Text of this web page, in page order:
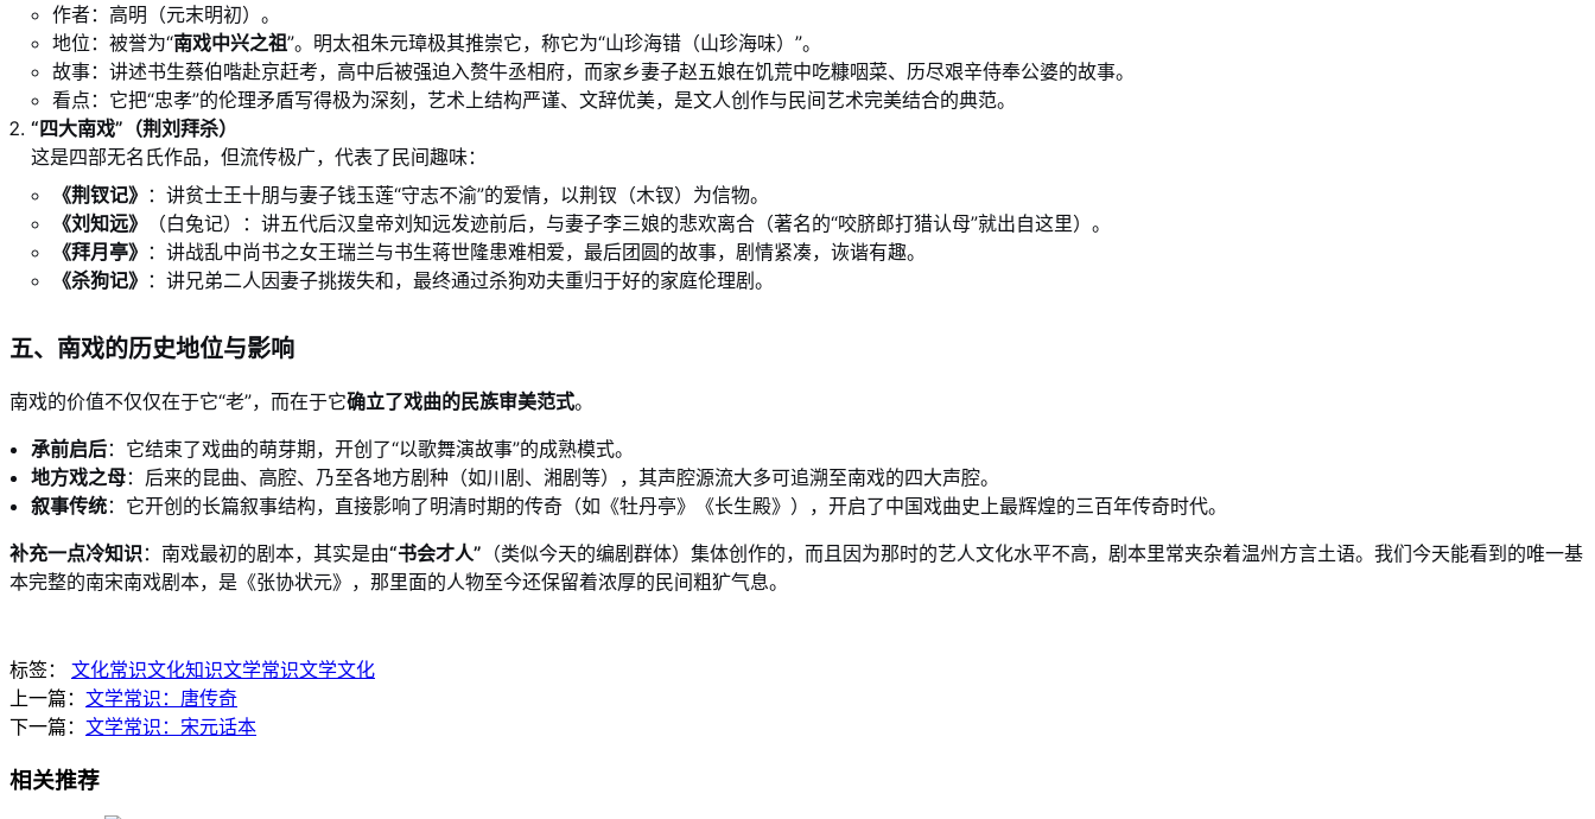
作者：高明（元末明初）。
地位：被誉为“南戏中兴之祖”。明太祖朱元璋极其推崇它，称它为“山珍海错（山珍海味）”。
故事：讲述书生蔡伯喈赴京赶考，高中后被强迫入赘牛丞相府，而家乡妻子赵五娘在饥荒中吃糠咽菜、历尽艰辛侍奉公婆的故事。
看点：它把“忠孝”的伦理矛盾写得极为深刻，艺术上结构严谨、文辞优美，是文人创作与民间艺术完美结合的典范。
“四大南戏”（荆刘拜杀）
这是四部无名氏作品，但流传极广，代表了民间趣味：
《荆钗记》 ：讲贫士王十朋与妻子钱玉莲“守志不渝”的爱情，以荆钗（木钗）为信物。
《刘知远》
（白兔记）：讲五代后汉皇帝刘知远发迹前后，与妻子李三娘的悲欢离合（著名的“咬脐郎打猎认母”就出自这里）。
《拜月亭》 ：讲战乱中尚书之女王瑞兰与书生蒋世隆患难相爱，最后团圆的故事，剧情紧凑，诙谐有趣。
《杀狗记》 ：讲兄弟二人因妻子挑拨失和，最终通过杀狗劝夫重归于好的家庭伦理剧。
五、南戏的历史地位与影响
南戏的价值不仅仅在于它“老”，而在于它确立了戏曲的民族审美范式。
承前启后：它结束了戏曲的萌芽期，开创了“以歌舞演故事”的成熟模式。
地方戏之母：后来的昆曲、高腔、乃至各地方剧种（如川剧、湘剧等），其声腔源流大多可追溯至南戏的四大声腔。
叙事传统：它开创的长篇叙事结构，直接影响了明清时期的传奇（如《牡丹亭》《长生殿》），开启了中国戏曲史上最辉煌的三百年传奇时代。
补充一点冷知识 ：南戏最初的剧本，其实是由“书会才人” （类似今天的编剧群体）集体创作的，而且因为那时的艺人文化水平不高，剧本里常夹杂着温州方言土语。我们今天能看到的唯一基
本完整的南宋南戏剧本，是《张协状元》，那里面的人物至今还保留着浓厚的民间粗犷气息。
标签： 文化常识文化知识文学常识文学文化
上一篇： 文学常识：唐传奇
下一篇： 文学常识：宋元话本
相关推荐